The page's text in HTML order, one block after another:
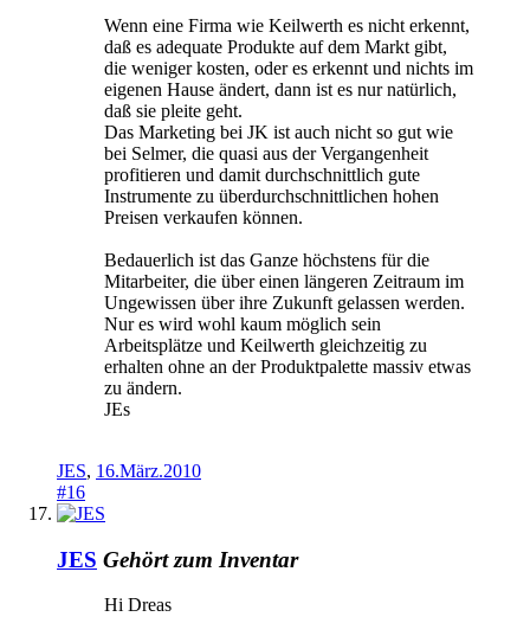
Wenn eine Firma wie Keilwerth es nicht erkennt,
daß es adequate Produkte auf dem Markt gibt,
die weniger kosten, oder es erkennt und nichts im
eigenen Hause ändert, dann ist es nur natürlich,
daß sie pleite geht.
Das Marketing bei JK ist auch nicht so gut wie
bei Selmer, die quasi aus der Vergangenheit
profitieren und damit durchschnittlich gute
Instrumente zu überdurchschnittlichen hohen
Preisen verkaufen können.
Bedauerlich ist das Ganze höchstens für die
Mitarbeiter, die über einen längeren Zeitraum im
Ungewissen über ihre Zukunft gelassen werden.
Nur es wird wohl kaum möglich sein
Arbeitsplätze und Keilwerth gleichzeitig zu
erhalten ohne an der Produktpalette massiv etwas
zu ändern.
JEs
JES, 16.März.2010
#16
JES Gehört zum Inventar
Hi Dreas